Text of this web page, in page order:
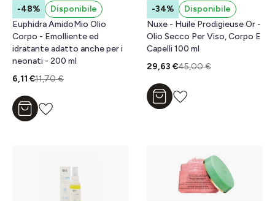
-48%
Disponibile
Euphidra AmidoMio Olio
Corpo - Emolliente ed
idratante adatto anche per i
neonati - 200 ml
6,11 €11,70 €
Aggiungi al carrello
-34%
Disponibile
Nuxe - Huile Prodigieuse Or -
Olio Secco Per Viso, Corpo E
Capelli 100 ml
29,63 €45,00 €
Aggiungi al carrello